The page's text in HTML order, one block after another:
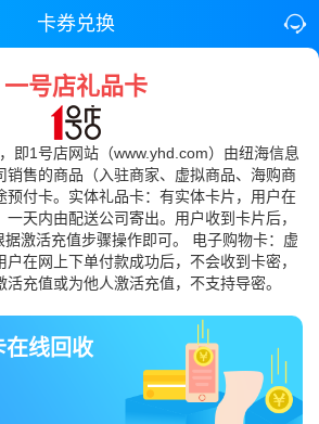
卡券兑换
一号店礼品卡
即1号店网站（www.yhd.com）由纽海信息
销售的商品（入驻商家、虚拟商品、海购商
预付卡。实体礼品卡：有实体卡片，用户在
天内由配送公司寄出。用户收到卡片后，
激活充值步骤操作即可。 电子购物卡：虚
在网上下单付款成功后，不会收到卡密，
充值或为他人激活充值，不支持导密。
在线回收